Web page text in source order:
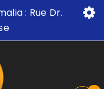
: Rue Dr.